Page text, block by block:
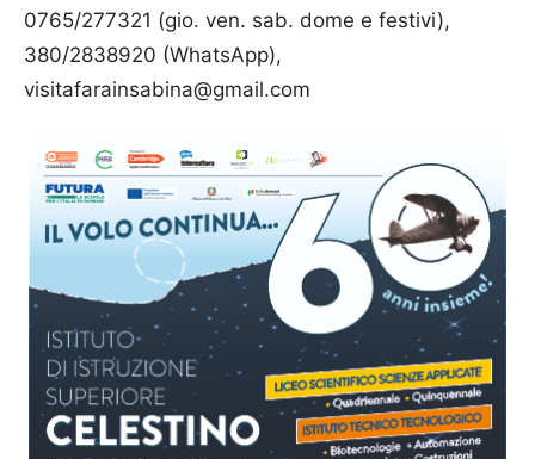
0765/277321 (gio. ven. sab. dome e festivi),
380/2838920 (WhatsApp),
visitafarainsabina@gmail.com